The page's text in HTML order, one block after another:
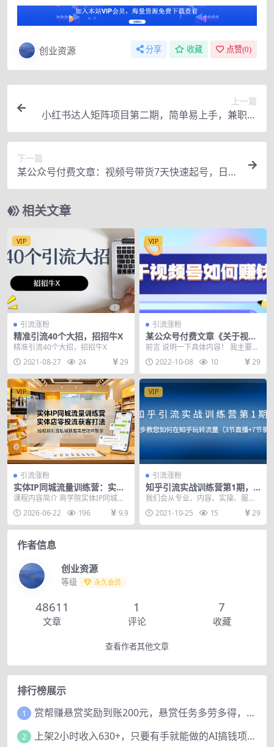
创业资源 分享 收藏 点赞(0)
上一篇
小红书达人矩阵项目第二期，简单易上手，兼职全
职都行（11节课）
下一篇
某公众号付费文章：视频号带货7天快速起号，日销
百单【实操版】
相关文章
VIP
引流涨粉
精准引流40个大招，招招牛X
精准引流40个大招，招招牛X
2021-08-27
24 29
VIP
引流涨粉
某公众号付费文章《关于视频
号如何赚钱》适合中小视频博
主施展拳脚！
前言 说明一下具体内容！ 我主要操
作的是宝妈粉引流，母婴产品带
货。 通过4天精细...
2022-10-08 10 29
VIP
引流涨粉
实体IP同城流量训练营：实体
店零投流获客打法，短视频引
流私域锁客完整闭环教学
课程内容简介 商学院实体IP同城流
量线上训练营，专为实体门店商家
打造，聚焦本地同...
2026-06-22 196 9.9
VIP
引流涨粉
知乎引流实战训练营第1期，
教您如何在知乎玩转流量（直
播+录播）
我们会从专业、内容、实操、服务
这四方面来帮您解决问题。 专业
上：流量我们一直在研...
2021-10-25 15 29
作者信息
创业资源
等级 永久会员
48611
文章
1
评论
7
收藏
查看作者其他文章
排行榜展示
1 赏帮赚悬赏奖励到账200元，悬赏任务多劳多得，人人可做。
2 上架2小时收入630+，只要有手就能做的AI搞钱项目，奶奶看完都能学会!